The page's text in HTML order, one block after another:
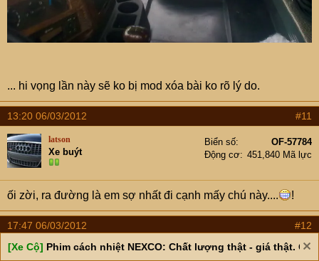
... hi vọng lần này sẽ ko bị mod xóa bài ko rõ lý do.
13:20 06/03/2012 #11
latson
Xe buýt
Biển số
OF-57784
Động cơ
451,840 Mã lực
ối zời, ra đường là em sợ nhất đi cạnh mấy chú này.... !
17:47 06/03/2012 #12
xedonglanh_6994 Biển số
OF-111490
[Xe Cộ] Phim cách nhiệt NEXCO: Chất lượng thật - giá thật. Giá